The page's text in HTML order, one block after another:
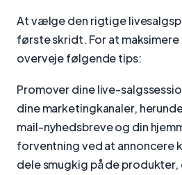
At vælge den rigtige
første skridt. For at maksimere
overveje følgende tips:
Promover dine live-
dine marketingkanaler,
mail-nyhedsbreve og din
forventning ved at annoncere
dele smugkig på de